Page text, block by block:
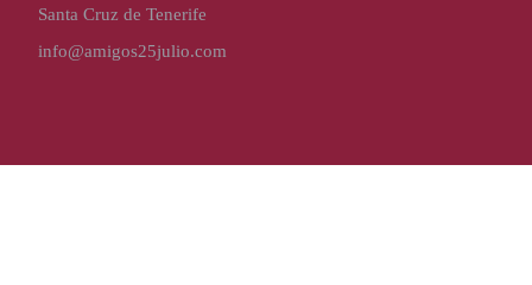
Santa Cruz de Tenerife
info@amigos25julio.com